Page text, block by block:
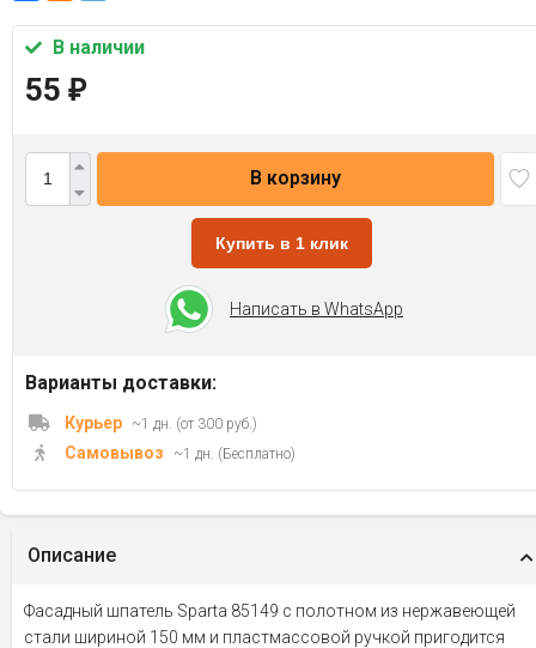
В наличии
55 ₽
В корзину
Купить в 1 клик
Написать в WhatsApp
Варианты доставки:
Курьер ~1 дн. (от 300 руб.)
Самовывоз ~1 дн. (Бесплатно)
Описание
Фасадный шпатель Sparta 85149 с полотном из нержавеющей
стали шириной 150 мм и пластмассовой ручкой пригодится